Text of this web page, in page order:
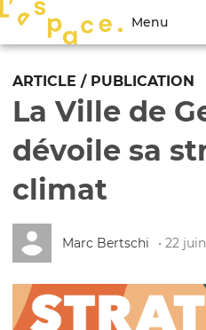
Menu
du
compte
de
l'utilisateur
Menu
Toggle
ARTICLE / PUBLICATION
La Ville de
dévoile sa
climat
Marc Bertschi • 22